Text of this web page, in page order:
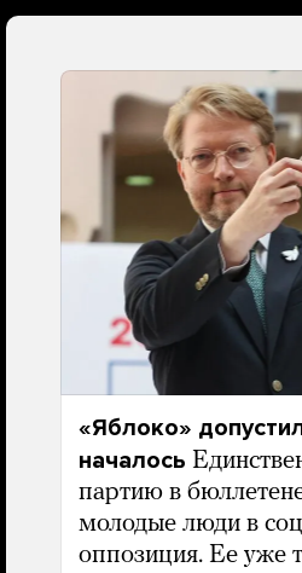
«Яблоко»
началось
партию в
молодые люди в
оппозиция. Ее уже